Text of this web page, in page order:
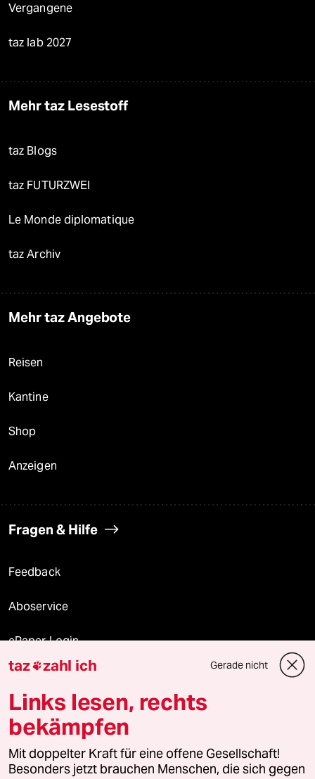
Vergangene
taz lab 2027
Mehr taz Lesestoff
taz Blogs
taz FUTURZWEI
Le Monde diplomatique
taz Archiv
Mehr taz Angebote
Reisen
Kantine
Shop
Anzeigen
Fragen & Hilfe
Feedback
Aboservice
ePaper Login
Downloads für Abonnierende
© 2026 taz Verlags und Vertriebs GmbH
Alle Rechte vorbehalten. Bei rechtlichen Fragen oder für Genehmigungen
wenden Sie sich bitte an
lizenzen@taz.de
taz zahl ich Gerade nicht
Links lesen, rechts
bekämpfen
Mit doppelter Kraft für eine offene Gesellschaft!
Besonders jetzt brauchen Menschen, die sich gegen